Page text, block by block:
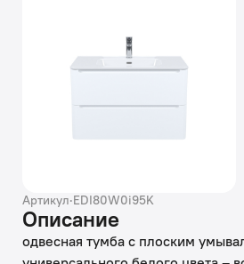
Артикул·EDI80W0i95K
Описание
одвесная тумба с плоским